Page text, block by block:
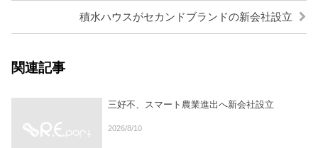
積水ハウスがセカンドブランドの新会社設立
関連記事
三好不、スマート農業進出へ新会社設立
2026/8/10